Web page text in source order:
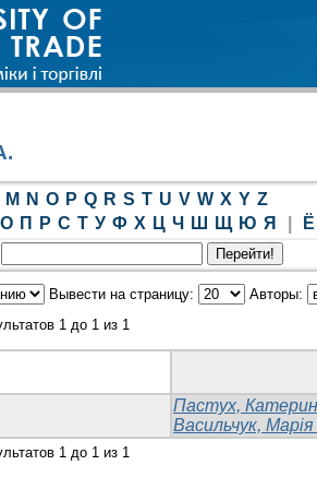
M N O P Q R S T U V W X Y Z
О П Р С Т У Ф Х Ц Ч Ш Щ Ю Я Ё
Вывести на страницу:
Авторы:
1 до 1 из 1
Пастух,
Васильчук, Марія
1 до 1 из 1